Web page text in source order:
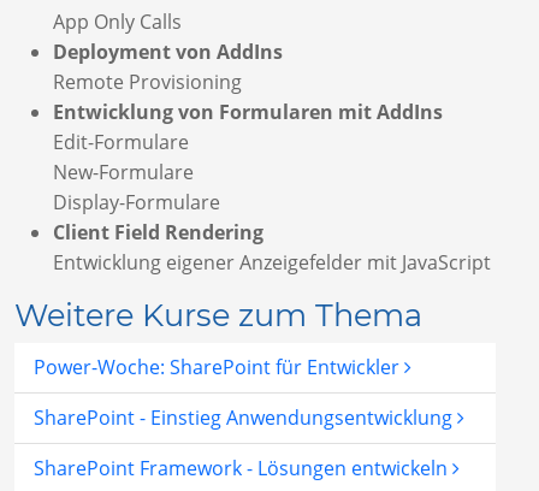
App Only Calls
Deployment von AddIns
Remote Provisioning
Entwicklung von Formularen mit AddIns
Edit-Formulare
New-Formulare
Display-Formulare
Client Field Rendering
Entwicklung eigener Anzeigefelder mit JavaScript
Weitere Kurse zum Thema
Power-Woche: SharePoint für Entwickler
SharePoint - Einstieg Anwendungsentwicklung
SharePoint Framework - Lösungen entwickeln